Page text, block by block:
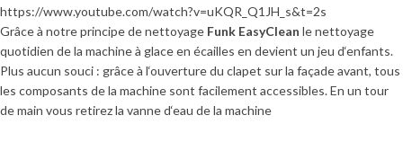
https://www.youtube.com/watch?v=uKQR_Q1JH_s&t=2s
Grâce à notre principe de nettoyage Funk EasyClean le nettoyage
quotidien de la machine à glace en écailles en devient un jeu d‘enfants.
Plus aucun souci : grâce à l‘ouverture du clapet sur la façade avant, tous
les composants de la machine sont facilement accessibles. En un tour
de main vous retirez la vanne d‘eau de la machine